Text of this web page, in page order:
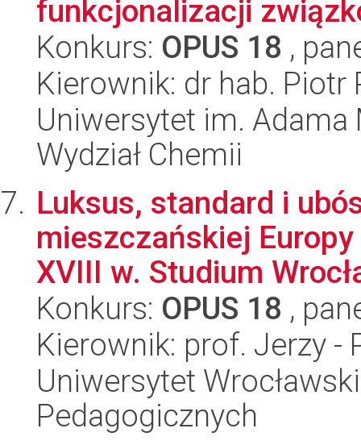
funkcjonalizacji
Konkurs: OPUS 18 ,
Kierownik: dr hab. Piotr
Uniwersytet im.
Wydział Chemii
Luksus, standard i
mieszczańskiej
XVIII w. Studium
Konkurs: OPUS 18 ,
Kierownik: prof. Jerzy -
Uniwersytet
Pedagogicznych